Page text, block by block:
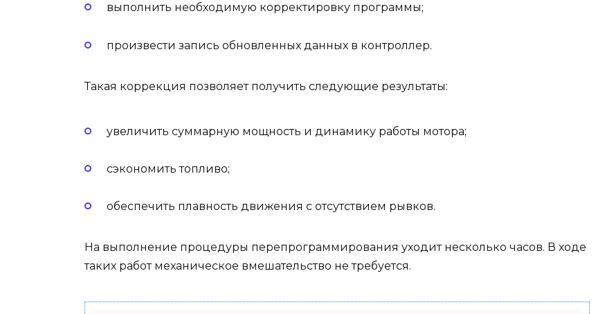
выполнить необходимую корректировку программы;
произвести запись обновленных данных в контроллер.
Такая коррекция позволяет получить следующие результаты:
увеличить суммарную мощность и динамику работы мотора;
сэкономить топливо;
обеспечить плавность движения с отсутствием рывков.
На выполнение процедуры перепрограммирования уходит несколько часов. В ходе
таких работ механическое вмешательство не требуется.